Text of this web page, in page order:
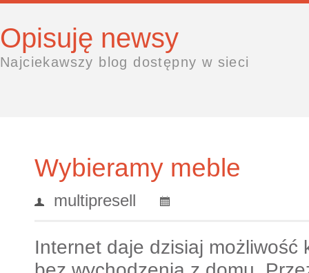
Opisuję newsy
Najciekawszy blog dostępny w sieci
Wybieramy meble
multipresell
Internet daje dzisiaj możliwość